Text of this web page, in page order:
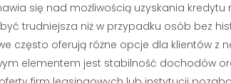
się nad możliwością uzyskania
trudniejsza niż w przypadku osób bez
często oferują różne opcje dla klientów z
elementem jest stabilność dochodów